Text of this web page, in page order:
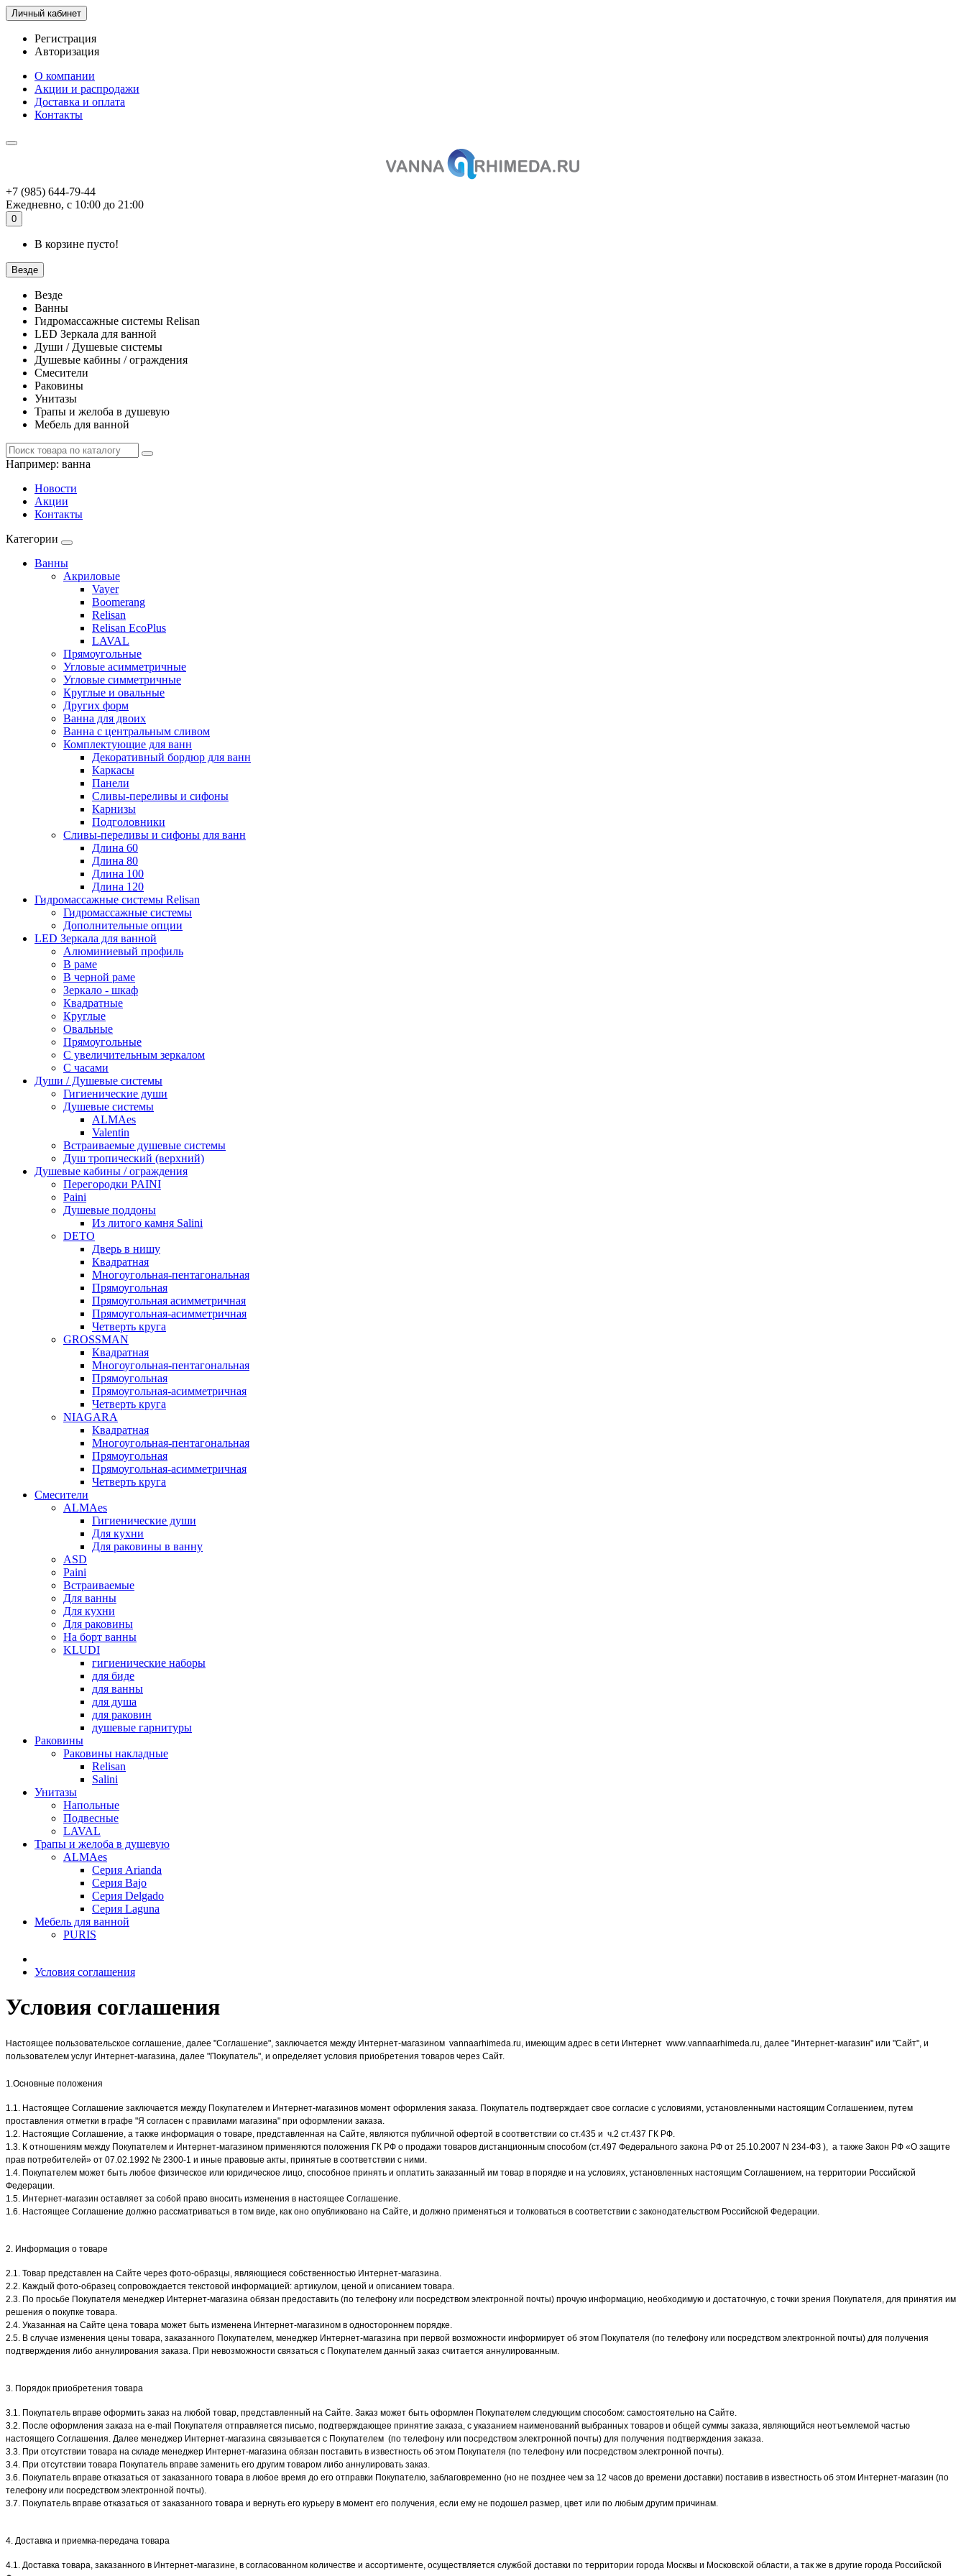
Личный кабинет
Регистрация
Авторизация
О компании
Акции и распродажи
Доставка и оплата
Контакты
+7 (985) 644-79-44
Ежедневно, с 10:00 до 21:00
0
В корзине пусто!
Везде
Везде
Ванны
Гидромассажные системы Relisan
LED Зеркала для ванной
Души / Душевые системы
Душевые кабины / ограждения
Смесители
Раковины
Унитазы
Трапы и желоба в душевую
Мебель для ванной
Например: ванна
Новости
Акции
Контакты
Категории
Ванны
Акриловые
Vayer
Boomerang
Relisan
Relisan EcoPlus
LAVAL
Прямоугольные
Угловые асимметричные
Угловые симметричные
Круглые и овальные
Других форм
Ванна для двоих
Ванна с центральным сливом
Комплектующие для ванн
Декоративный бордюр для ванн
Каркасы
Панели
Сливы-переливы и сифоны
Карнизы
Подголовники
Сливы-переливы и сифоны для ванн
Длина 60
Длина 80
Длина 100
Длина 120
Гидромассажные системы Relisan
Гидромассажные системы
Дополнительные опции
LED Зеркала для ванной
Алюминиевый профиль
В раме
В черной раме
Зеркало - шкаф
Квадратные
Круглые
Овальные
Прямоугольные
С увеличительным зеркалом
С часами
Души / Душевые системы
Гигиенические души
Душевые системы
ALMAes
Valentin
Встраиваемые душевые системы
Душ тропический (верхний)
Душевые кабины / ограждения
Перегородки PAINI
Paini
Душевые поддоны
Из литого камня Salini
DETO
Дверь в нишу
Квадратная
Многоугольная-пентагональная
Прямоугольная
Прямоугольная асимметричная
Прямоугольная-асимметричная
Четверть круга
GROSSMAN
Квадратная
Многоугольная-пентагональная
Прямоугольная
Прямоугольная-асимметричная
Четверть круга
NIAGARA
Квадратная
Многоугольная-пентагональная
Прямоугольная
Прямоугольная-асимметричная
Четверть круга
Смесители
ALMAes
Гигиенические души
Для кухни
Для раковины в ванну
ASD
Paini
Встраиваемые
Для ванны
Для кухни
Для раковины
На борт ванны
KLUDI
гигиенические наборы
для биде
для ванны
для душа
для раковин
душевые гарнитуры
Раковины
Раковины накладные
Relisan
Salini
Унитазы
Напольные
Подвесные
LAVAL
Трапы и желоба в душевую
ALMAes
Серия Arianda
Серия Bajo
Серия Delgado
Серия Laguna
Мебель для ванной
PURIS
Условия соглашения
Условия соглашения
Настоящее пользовательское соглашение, далее "Соглашение", заключается между Интернет-магазином vannaarhimeda.ru, имеющим адрес в сети Интернет www.vannaarhimeda.ru, далее "Интернет-магазин" или "Сайт", и
пользователем услуг Интернет-магазина, далее "Покупатель", и определяет условия приобретения товаров через Сайт.
1.Основные положения
1.1. Настоящее Соглашение заключается между Покупателем и Интернет-магазинов момент оформления заказа. Покупатель подтверждает свое согласие с условиями, установленными настоящим Соглашением, путем
проставления отметки в графе "Я согласен с правилами магазина" при оформлении заказа.
1.2. Настоящие Соглашение, а также информация о товаре, представленная на Сайте, являются публичной офертой в соответствии со ст.435 и ч.2 ст.437 ГК РФ.
1.3. К отношениям между Покупателем и Интернет-магазином применяются положения ГК РФ о продажи товаров дистанционным способом (ст.497 Федерального закона РФ от 25.10.2007 N 234-ФЗ ), а также Закон РФ «О защите
прав потребителей» от 07.02.1992 № 2300-1 и иные правовые акты, принятые в соответствии с ними.
1.4. Покупателем может быть любое физическое или юридическое лицо, способное принять и оплатить заказанный им товар в порядке и на условиях, установленныx настоящим Соглашением, на территории Российской
Федерации.
1.5. Интернет-магазин оставляет за собой право вносить изменения в настоящее Соглашение.
1.6. Настоящее Соглашение должно рассматриваться в том виде, как оно опубликовано на Сайте, и должно применяться и толковаться в соответствии с законодательством Российской Федерации.
2. Информация о товаре
2.1. Товар представлен на Сайте через фото-образцы, являющиеся собственностью Интернет-магазина.
2.2. Каждый фото-образец сопровождается текстовой информацией: артикулом, ценой и описанием товара.
2.3. По просьбе Покупателя менеджер Интернет-магазина обязан предоставить (по телефону или посредством электронной почты) прочую информацию, необходимую и достаточную, с точки зрения Покупателя, для принятия им
решения о покупке товара.
2.4. Указанная на Сайте цена товара может быть изменена Интернет-магазином в одностороннем порядке.
2.5. В случае изменения цены товара, заказанного Покупателем, менеджер Интернет-магазина при первой возможности информирует об этом Покупателя (по телефону или посредством электронной почты) для получения
подтверждения либо аннулирования заказа. При невозможности связаться с Покупателем данный заказ считается аннулированным.
3. Порядок приобретения товара
3.1. Покупатель вправе оформить заказ на любой товар, представленный на Сайте. Заказ может быть оформлен Покупателем следующим способом: самостоятельно на Сайте.
3.2. После оформления заказа на e-mail Покупателя отправляется письмо, подтверждающее принятие заказа, с указанием наименований выбранных товаров и общей суммы заказа, являющийся неотъемлемой частью
настоящего Соглашения. Далее менеджер Интернет-магазина связывается с Покупателем (по телефону или посредством электронной почты) для получения подтверждения заказа.
3.3. При отсутствии товара на складе менеджер Интернет-магазина обязан поставить в известность об этом Покупателя (по телефону или посредством электронной почты).
3.4. При отсутствии товара Покупатель вправе заменить его другим товаром либо аннулировать заказ.
3.6. Покупатель вправе отказаться от заказанного товара в любое время до его отправки Покупателю, заблаговременно (но не позднее чем за 12 часов до времени доставки) поставив в известность об этом Интернет-магазин (по
телефону или посредством электронной почты).
3.7. Покупатель вправе отказаться от заказанного товара и вернуть его курьеру в момент его получения, если ему не подошел размер, цвет или по любым другим причинам.
4. Доставка и приемка-передача товара
4.1. Доставка товара, заказанного в Интернет-магазине, в согласованном количестве и ассортименте, осуществляется службой доставки по территории города Москвы и Московской области, а так же в другие города Российской